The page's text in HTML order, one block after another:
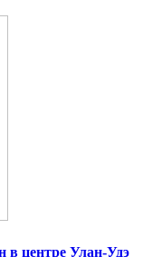
в центре Улан-Удэ